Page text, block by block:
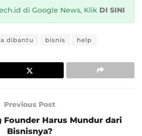
di Google News, Klik DI SINI
dibantu bisnis
help
Previous Post
Founder Harus Mundur dari
Bisnisnya?